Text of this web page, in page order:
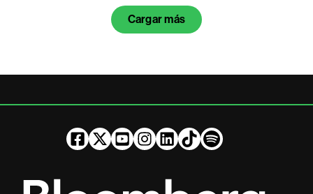
Cargar más